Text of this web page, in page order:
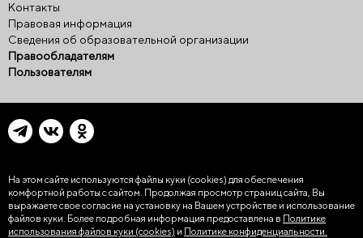
Контакты
Правовая информация
Сведения об образовательной организации
Правообладателям
Пользователям
На этом сайте используются файлы куки (cookies) для обеспечения
комфортной работы с сайтом. Продолжая просмотр страниц сайта, Вы
выражаете свое согласие на установку на Вашем устройстве и использование
файлов куки. Более подробная информация предоставлена в Политике
использования файлов куки (cookies) и Политике конфиденциальности.